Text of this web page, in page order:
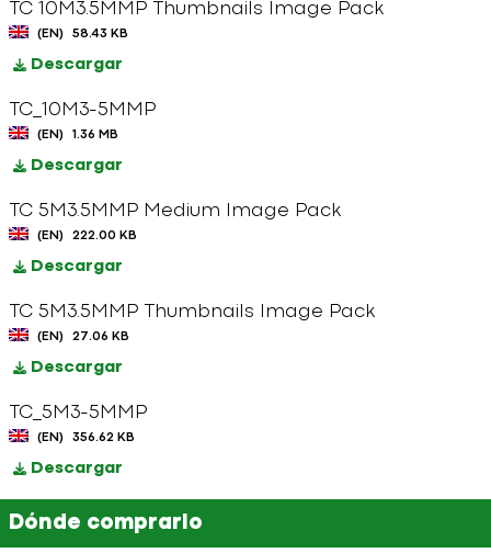
TC 10M3.5MMP Thumbnails Image Pack
(EN) 58.43 KB
Descargar
TC_10M3-5MMP
(EN) 1.36 MB
Descargar
TC 5M3.5MMP Medium Image Pack
(EN) 222.00 KB
Descargar
TC 5M3.5MMP Thumbnails Image Pack
(EN) 27.06 KB
Descargar
TC_5M3-5MMP
(EN) 356.62 KB
Descargar
Dónde comprarlo